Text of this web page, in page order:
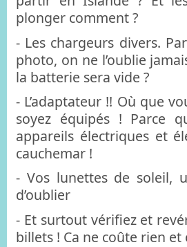
plonger comment ?
- Les chargeurs divers.
photo, on ne l’oublie
la batterie sera vide ?
- L’adaptateur !! Où que
soyez équipés ! Parce
appareils électriques et
cauchemar !
- Vos lunettes de soleil,
d’oublier
- Et surtout vérifiez et
billets ! Ca ne coûte rien